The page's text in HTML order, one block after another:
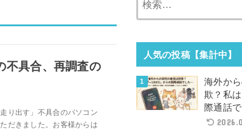
不具合、再調査の
り出す」不具合のパソコン
だきました。お客様からは
人気の投稿【集計中】
海外か
欺？私
際通話